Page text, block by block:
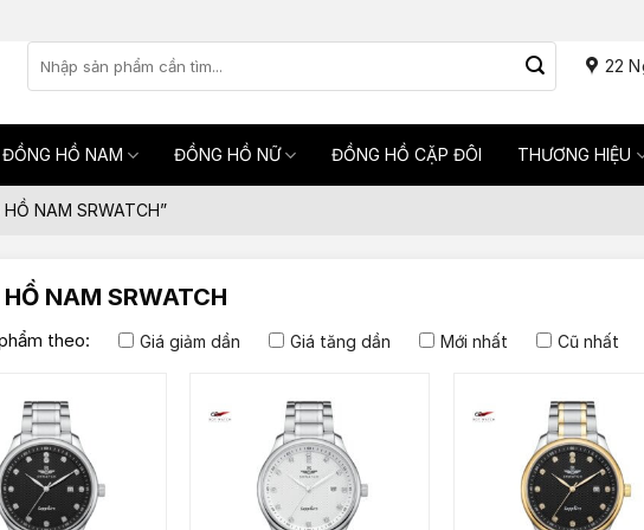
kiếm:
22
ĐỒNG HỒ NAM ĐỒNG HỒ NỮ ĐỒNG HỒ CẶP ĐÔI THƯƠNG HIỆU
NAM SRWATCH”
NAM SRWATCH
theo: Giá giảm dần Giá tăng dần Mới nhất Cũ nhất